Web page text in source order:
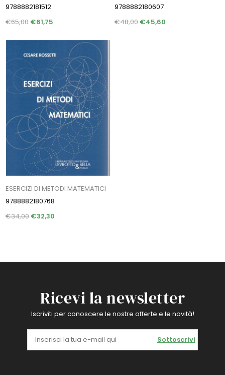
9788882181512
€65,00 €61,75
9788882180607
€48,00€45,60
ESERCIZI DI METODI MATEMATICI
9788882180768
€34,00 €32,30
Ricevi la newsletter
Iscriviti per conoscere le nostre offerte e le novità!
Sottoscrivi